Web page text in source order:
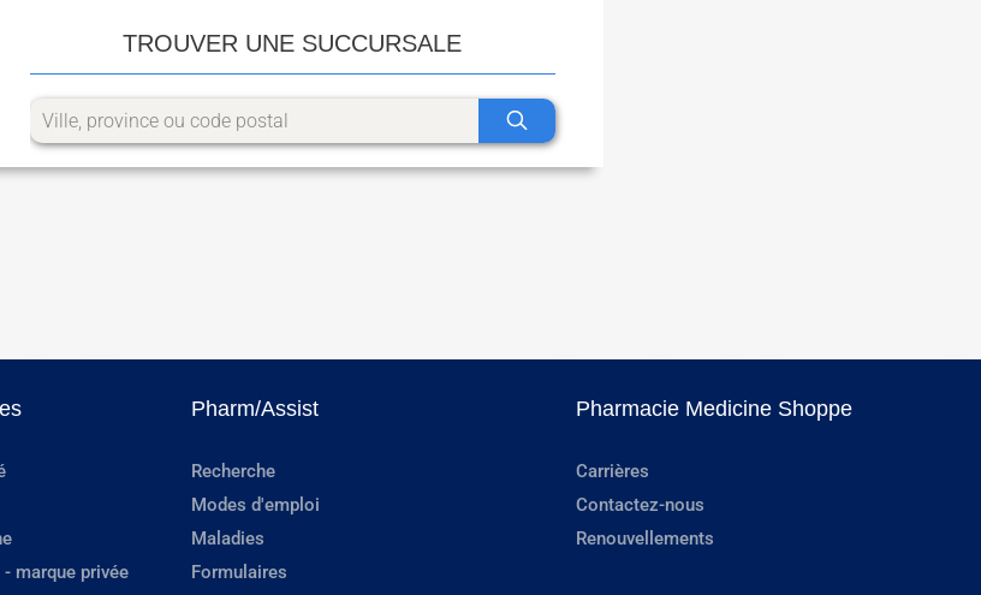
TROUVER UNE SUCCURSALE
marque privée
Pharm/Assist
Recherche
Modes d'emploi
Maladies
Formulaires
Pharmacie Medicine Shoppe
Carrières
Contactez-nous
Renouvellements